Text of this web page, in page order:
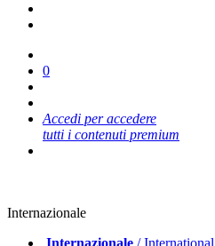
0
Accedi per accedere
tutti i contenuti premium
Internazionale